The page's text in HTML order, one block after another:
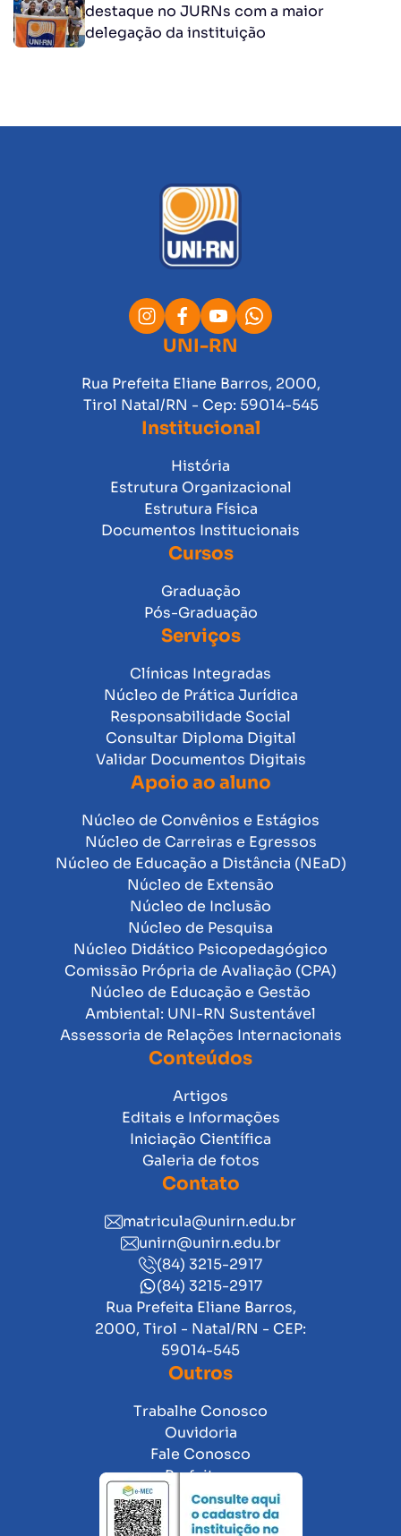
destaque no JURNs com a maior
delegação da instituição
UNI-RN
Rua Prefeita Eliane Barros, 2000,
Tirol Natal/RN - Cep: 59014-545
Institucional
História
Estrutura Organizacional
Estrutura Física
Documentos Institucionais
Cursos
Graduação
Pós-Graduação
Serviços
Clínicas Integradas
Núcleo de Prática Jurídica
Responsabilidade Social
Consultar Diploma Digital
Validar Documentos Digitais
Apoio ao aluno
Núcleo de Convênios e Estágios
Núcleo de Carreiras e Egressos
Núcleo de Educação a Distância (NEaD)
Núcleo de Extensão
Núcleo de Inclusão
Núcleo de Pesquisa
Núcleo Didático Psicopedagógico
Comissão Própria de Avaliação (CPA)
Núcleo de Educação e Gestão
Ambiental: UNI-RN Sustentável
Assessoria de Relações Internacionais
Conteúdos
Artigos
Editais e Informações
Iniciação Científica
Galeria de fotos
Contato
matricula@unirn.edu.br
unirn@unirn.edu.br
(84) 3215-2917
(84) 3215-2917
Rua Prefeita Eliane Barros,
2000, Tirol - Natal/RN - CEP:
59014-545
Outros
Trabalhe Conosco
Ouvidoria
Fale Conosco
Prefeitura